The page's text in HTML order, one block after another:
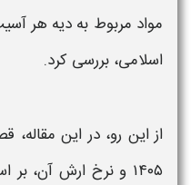
مواد مربوط به دیه هر
اسلامی، بررسی کرد.
از این رو، در این
۱۴۰۵ و نرخ ارش
آن، بر